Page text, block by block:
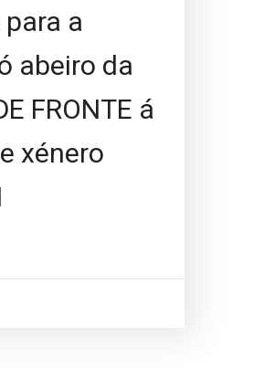
a
abeiro da
FRONTE á
xénero